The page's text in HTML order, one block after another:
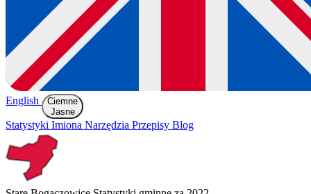
English
Ciemne
Jasne
Statystyki Imiona Narzędzia Przepisy Blog